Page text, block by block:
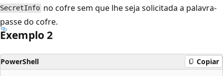
SecretInfo no cofre sem que lhe seja solicitada a palavra-
passe do cofre.
Exemplo 2
PowerShell Copiar